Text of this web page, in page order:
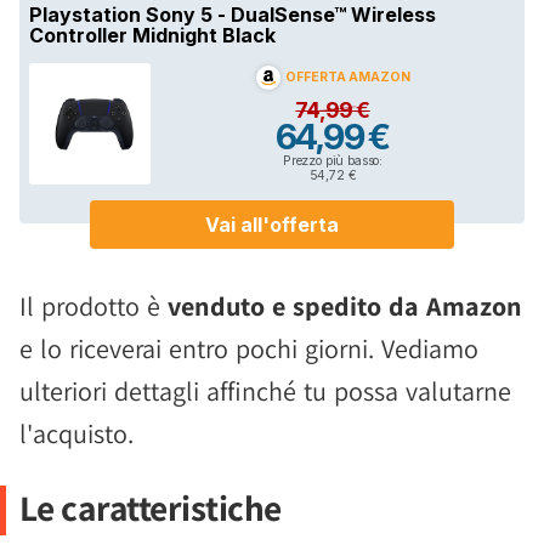
Il prodotto è venduto e spedito da Amazon
e lo riceverai entro pochi giorni. Vediamo
ulteriori dettagli affinché tu possa valutarne
l'acquisto.
Le caratteristiche